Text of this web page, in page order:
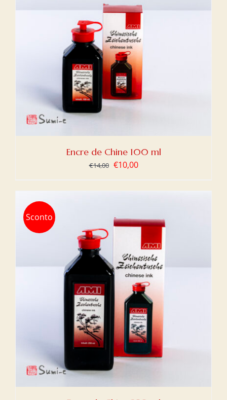
Encre de Chine 100 ml
€14,00 Le
initial
€14,00.
€10,00Le
€10,00.
Sconto